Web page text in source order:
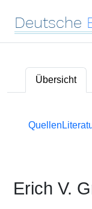
Deutsche
Übersicht
Quellen
Erich V.